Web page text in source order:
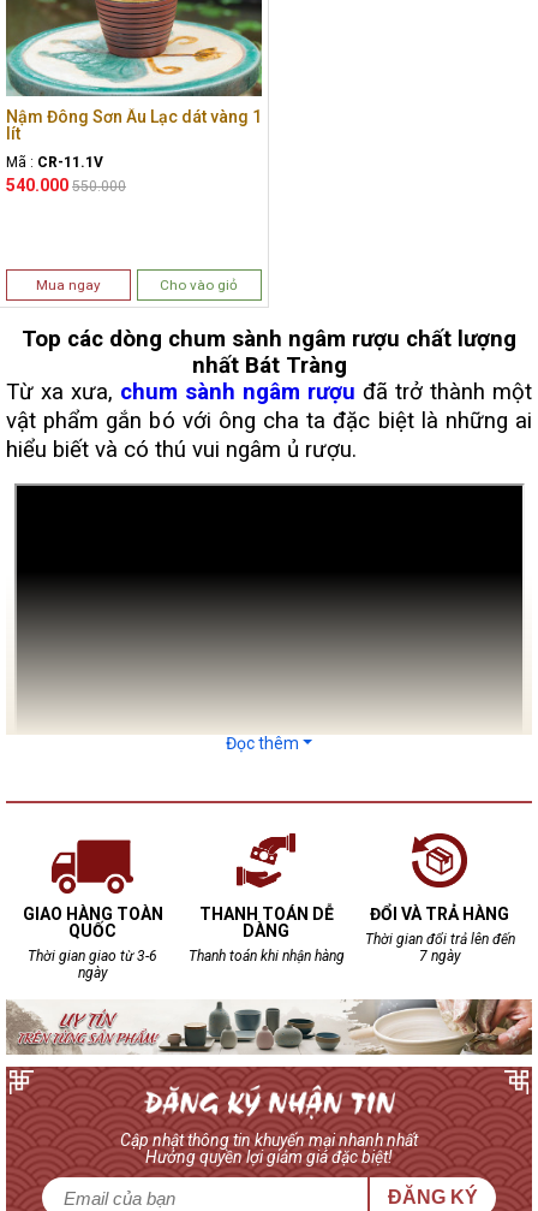
Nậm Đông Sơn Âu Lạc dát vàng 1
lít
Mã : CR-11.1V
540.000 550.000
Mua ngay Cho vào giỏ
Top các dòng chum sành ngâm rượu chất lượng
nhất Bát Tràng
Từ xa xưa, chum sành ngâm rượu đã trở thành một
vật phẩm gắn bó với ông cha ta đặc biệt là những ai
hiểu biết và có thú vui ngâm ủ rượu.
Ưu điểm các dòng chum sành ngâm rượu tại Bảo
Khánh
lượng, bạn nên đến những địa chỉ uy tín. Gốm sứ Bảo
Khánh là một trong những thương hiệu uy tín nhất
được hàng nghìn người tiêu dùng trong và ngoài
nước lựa chọn.
Chum sành ngâm rượu Bảo Khánh mang những ưu
điểm:
Thẩm mỹ tuyệt vời
Đọc thêm
GIAO HÀNG TOÀN
QUỐC
Thời gian giao từ 3-6
ngày
THANH TOÁN DỄ
DÀNG
Thanh toán khi nhận hàng
ĐỔI VÀ TRẢ HÀNG
Thời gian đổi trả lên đến
7 ngày
Cập nhật thông tin khuyến mại nhanh nhất
Hưởng quyền lợi giảm giá đặc biệt!
ĐĂNG KÝ